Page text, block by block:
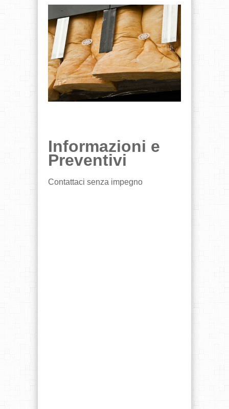
Informazioni e
Preventivi
Contattaci senza impegno